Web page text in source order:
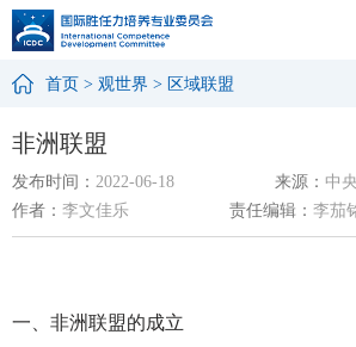
首页 > 观世界 > 区域联盟
非洲联盟
发布时间： 2022-06-18 来源： 中
作者： 李文佳乐 责任编辑： 李茄
一、非洲联盟的成立